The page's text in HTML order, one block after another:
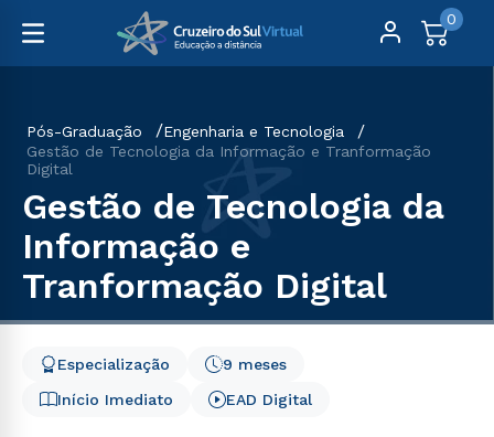
0
Pós-Graduação
Engenharia e Tecnologia
Gestão de Tecnologia da Informação e Tranformação
Digital
Gestão de Tecnologia da
Informação e
Tranformação Digital
Início Imediato
9 meses
Especialização
EAD Digital